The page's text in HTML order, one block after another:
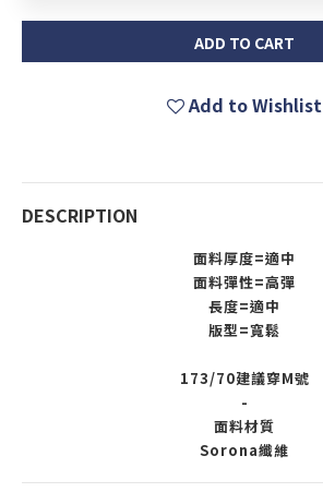
ADD TO CART
Add to Wishlist
DESCRIPTION
面料厚度=適中
面料彈性=高彈
長度=適中
版型=寬鬆
173/70建議穿M號
-
面料材質
Sorona纖維